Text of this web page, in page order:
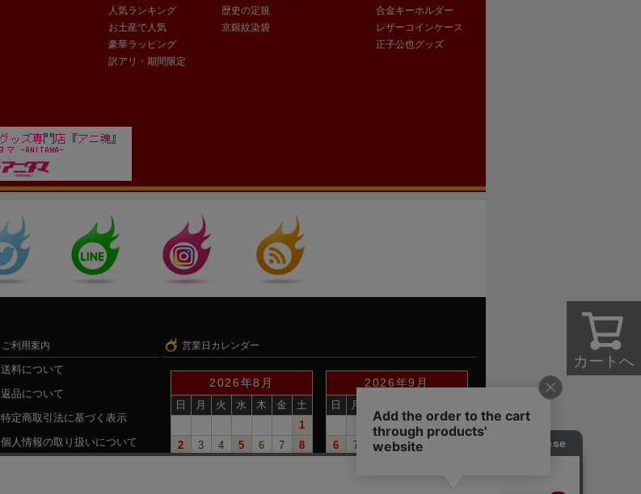
カートへ
人気ランキング
お土産で人気
豪華ラッピング
訳アリ・期間限定
歴史の定規
京銀紋染袋
合金キーホルダー
レザーコインケース
正子公也グッズ
ご利用案内
送料について
返品について
特定商取引法に基づく表示
個人情報の取り扱いについて
営業日カレンダー
2026年8月
日 月 火 水 木 金
土
1
2
3 4 5 6 7
8
2026年9月
日 月
1
2 3 4
5
6
7 8 9 10